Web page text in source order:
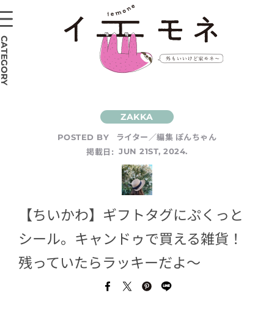
POSTED BY
ライター／編集 ぽんちゃん
掲載日: JUN 21ST, 2024.
【ちいかわ】ギフトタグにぷくっと
シール。キャンドゥで買える雑貨！
残っていたらラッキーだよ～